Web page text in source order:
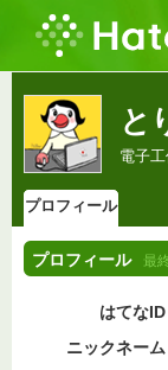
と
電子
プロフィール
プロフィール 最
はてなID
ニックネーム